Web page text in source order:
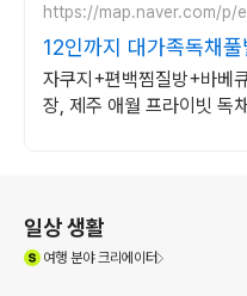
https://map.naver.com/p/
12인까지 대가족독채풀
프라이빗 가족저택
자쿠지+편백찜질방+바베
장, 제주 애월 프라이빗 독
일상 생활
여행분야 크리에이터